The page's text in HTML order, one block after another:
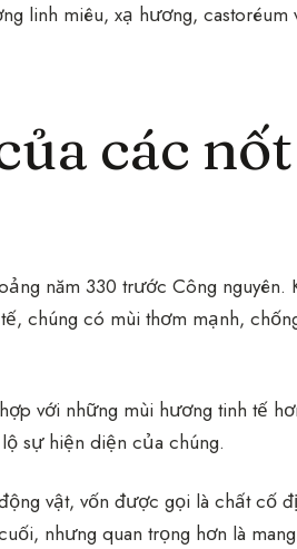
linh miêu, xạ hương, castoréum
các nốt
năm 330 trước Công nguyên.
chúng có mùi thơm mạnh,
với những mùi hương tinh tế
sự hiện diện của chúng.
vật, vốn được gọi là chất cố
nhưng quan trọng hơn là